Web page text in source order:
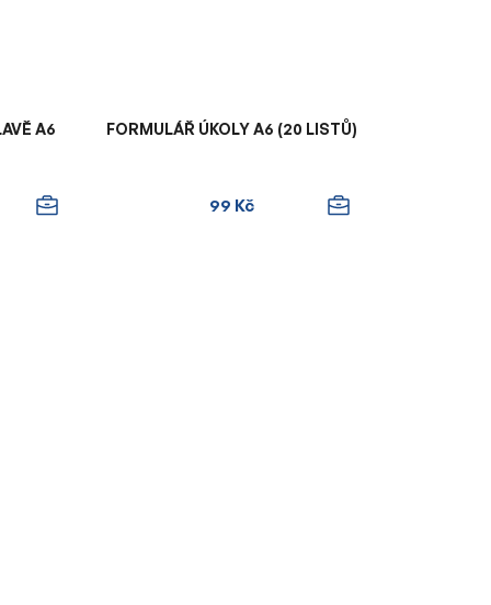
A6
FORMULÁŘ ÚKOLY A6 (20 LISTŮ)
99 Kč